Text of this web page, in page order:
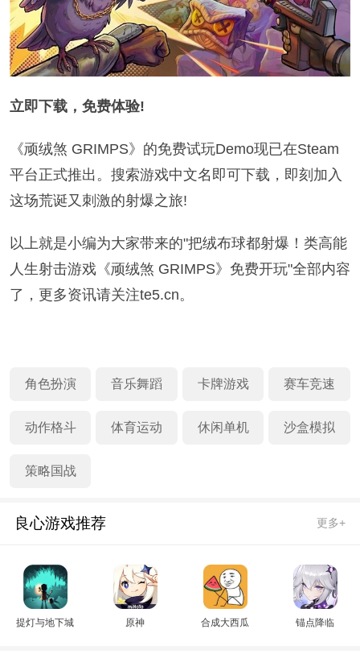
立即下载，免费体验!
《顽绒煞 GRIMPS》的免费试玩Demo现已在Steam
平台正式推出。搜索游戏中文名即可下载，即刻加入
这场荒诞又刺激的射爆之旅!
以上就是小编为大家带来的"把绒布球都射爆！类高能
人生射击游戏《顽绒煞 GRIMPS》免费开玩"全部内容
了，更多资讯请关注te5.cn。
角色扮演 音乐舞蹈 卡牌游戏 赛车竞速
动作格斗 体育运动 休闲单机 沙盒模拟
策略国战
良心游戏推荐 更多+
提灯与地下城 原神 合成大西瓜 锚点降临